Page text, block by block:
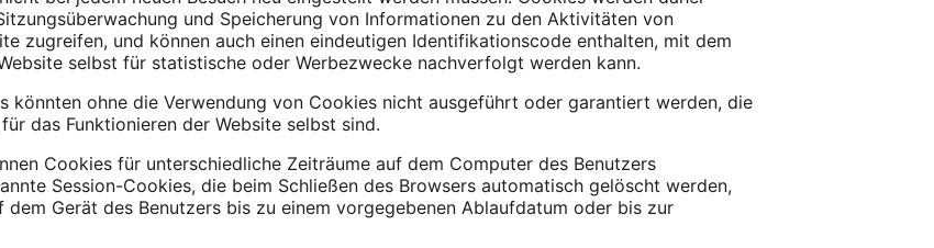
und Speicherung von Informationen zu den Aktivitäten von
zugreifen, und können auch einen eindeutigen Identifikationscode enthalten, mit dem
selbst für statistische oder Werbezwecke nachverfolgt werden kann.
könnten ohne die Verwendung von Cookies nicht ausgeführt oder garantiert werden, die
das Funktionieren der Website selbst sind.
Cookies für unterschiedliche Zeiträume auf dem Computer des Benutzers
Session-Cookies, die beim Schließen des Browsers automatisch gelöscht werden,
Gerät des Benutzers bis zu einem vorgegebenen Ablaufdatum oder bis zur